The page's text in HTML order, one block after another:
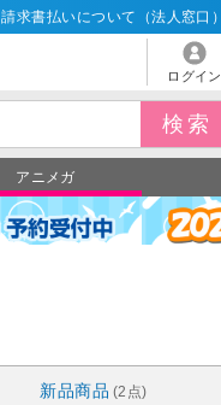
請求書払いについて（法人窓口）
ログイン
アニメガ
新品商品 (2点)